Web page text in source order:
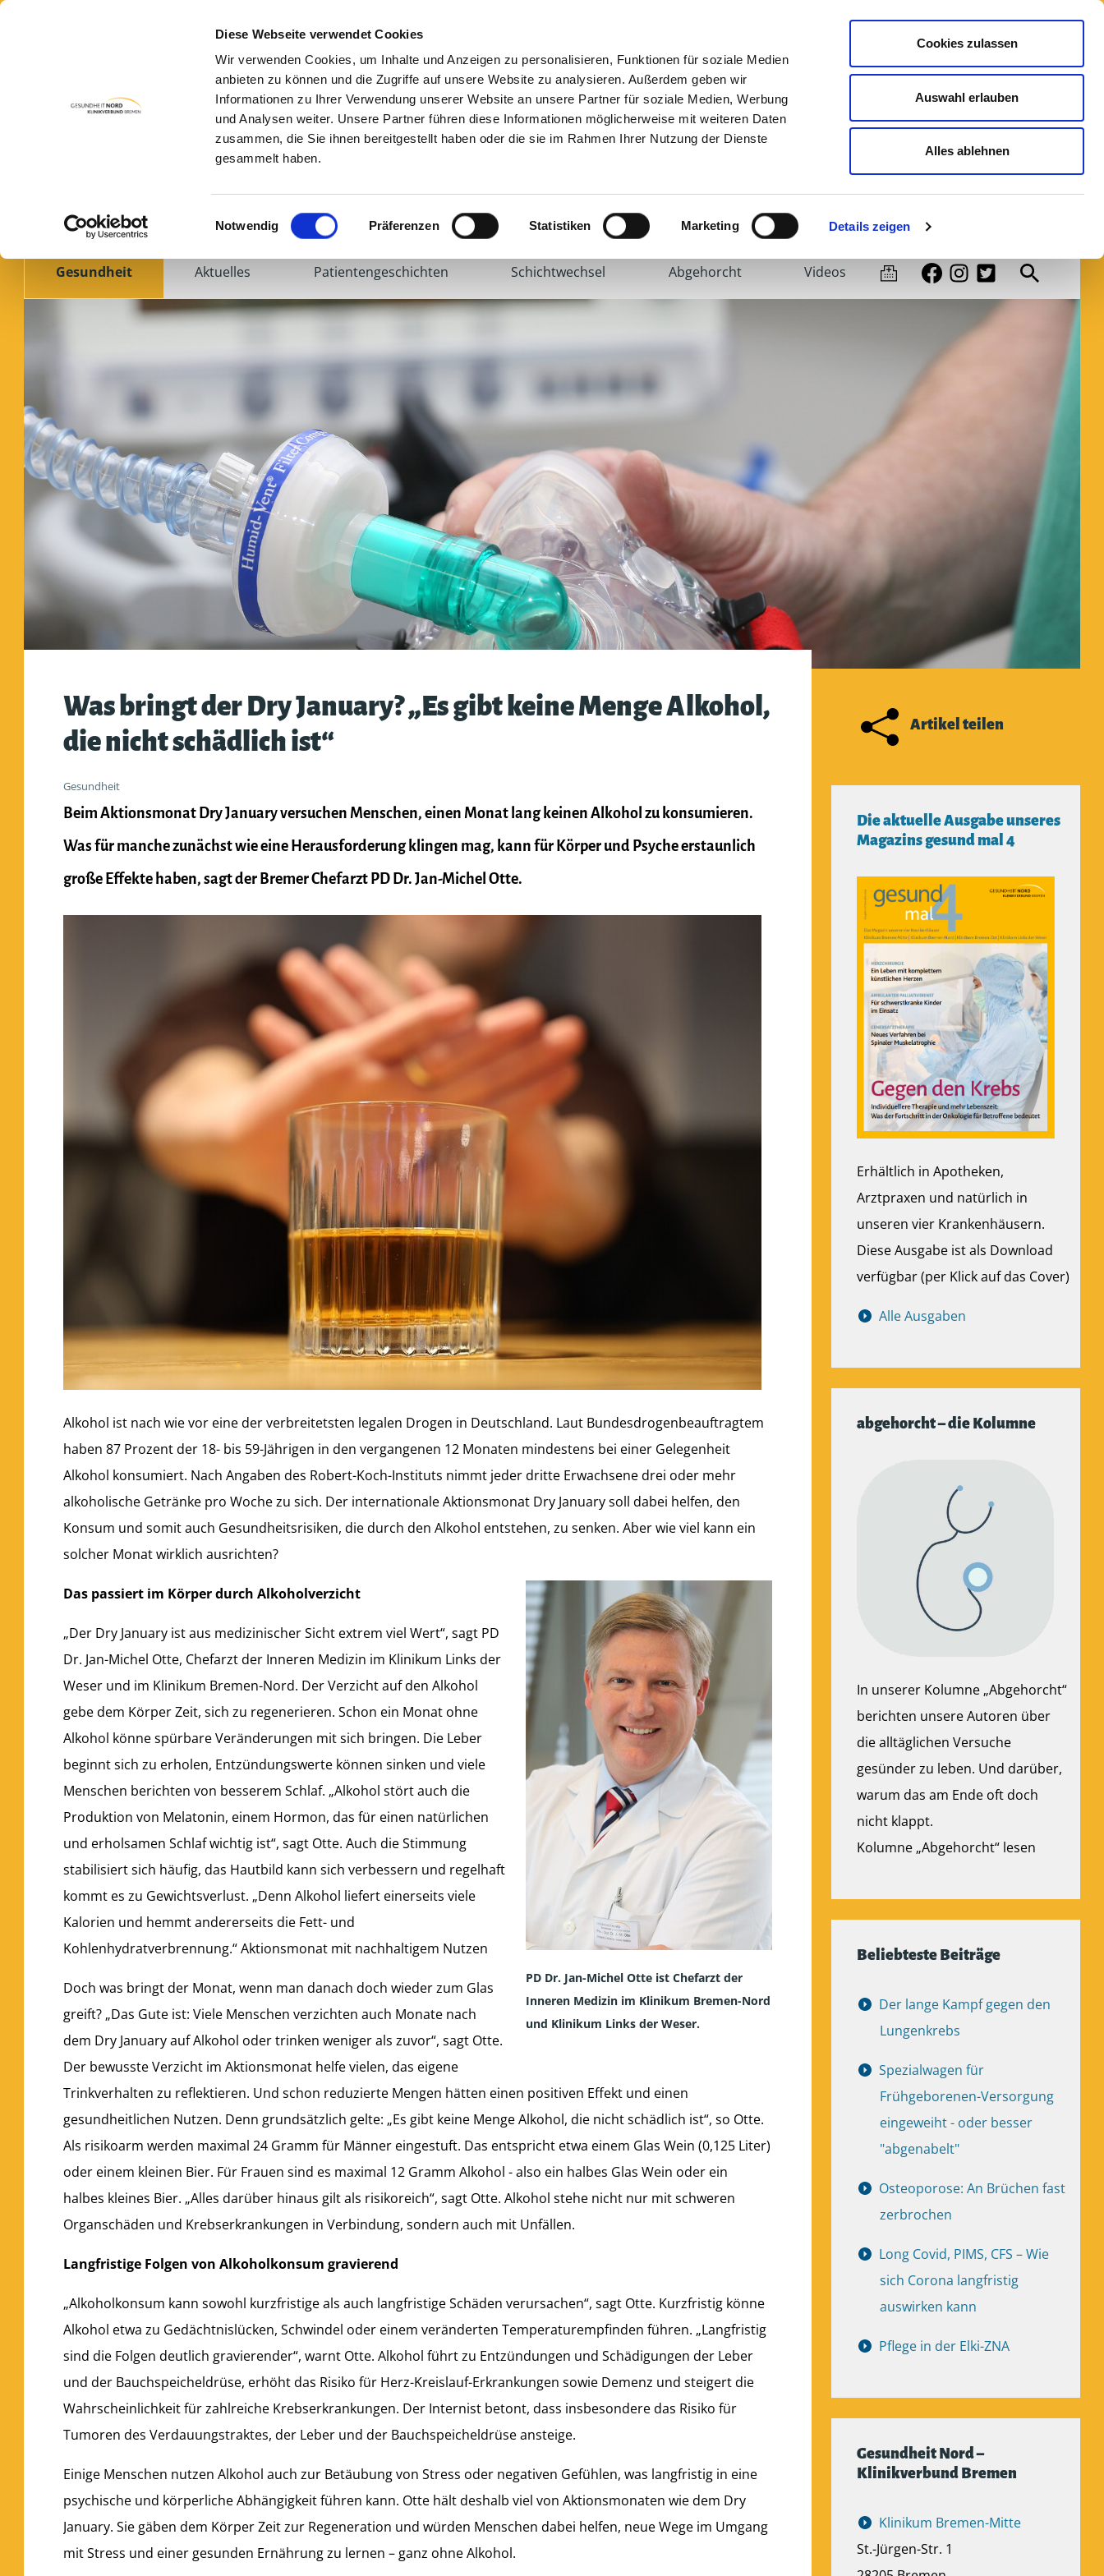
Diese Webseite verwendet Cookies
Wir verwenden Cookies, um Inhalte und Anzeigen zu personalisieren, Funktionen für soziale Medien
anbieten zu können und die Zugriffe auf unsere Website zu analysieren. Außerdem geben wir
Informationen zu Ihrer Verwendung unserer Website an unsere Partner für soziale Medien, Werbung
und Analysen weiter. Unsere Partner führen diese Informationen möglicherweise mit weiteren Daten
zusammen, die Sie ihnen bereitgestellt haben oder die sie im Rahmen Ihrer Nutzung der Dienste
gesammelt haben.
Einwilligungsauswahl
Notwendig Präferenzen Statistiken Marketing Details zeigen
Cookies zulassen
Auswahl erlauben
Alles ablehnen
Leichte Sprache Kontrast
Das Magazin der vier Krankenhäuser Klinikum Bremen-Mitte Klinikum Bremen-Nord Klinikum Bremen-Ost
Gesundheit Aktuelles Patientengeschichten Schichtwechsel Abgehorcht Videos
Was bringt der Dry January? „Es gibt keine Menge Alkohol,
die nicht schädlich ist“
Gesundheit
Beim Aktionsmonat Dry January versuchen Menschen, einen Monat lang keinen Alkohol zu konsumieren.
Was für manche zunächst wie eine Herausforderung klingen mag, kann für Körper und Psyche erstaunlich
große Effekte haben, sagt der Bremer Chefarzt PD Dr. Jan-Michel Otte.
Alkohol ist nach wie vor eine der verbreitetsten legalen Drogen in Deutschland. Laut Bundesdrogenbeauftragtem
haben 87 Prozent der 18- bis 59-Jährigen in den vergangenen 12 Monaten mindestens bei einer Gelegenheit
Alkohol konsumiert. Nach Angaben des Robert-Koch-Instituts nimmt jeder dritte Erwachsene drei oder mehr
alkoholische Getränke pro Woche zu sich. Der internationale Aktionsmonat Dry January soll dabei helfen, den
Konsum und somit auch Gesundheitsrisiken, die durch den Alkohol entstehen, zu senken. Aber wie viel kann ein
solcher Monat wirklich ausrichten?
PD Dr. Jan-Michel Otte ist Chefarzt der
Inneren Medizin im Klinikum Bremen-Nord
und Klinikum Links der Weser.
Das passiert im Körper durch Alkoholverzicht
„Der Dry January ist aus medizinischer Sicht extrem viel Wert“, sagt PD
Dr. Jan-Michel Otte, Chefarzt der Inneren Medizin im Klinikum Links der
Weser und im Klinikum Bremen-Nord. Der Verzicht auf den Alkohol
gebe dem Körper Zeit, sich zu regenerieren. Schon ein Monat ohne
Alkohol könne spürbare Veränderungen mit sich bringen. Die Leber
beginnt sich zu erholen, Entzündungswerte können sinken und viele
Menschen berichten von besserem Schlaf. „Alkohol stört auch die
Produktion von Melatonin, einem Hormon, das für einen natürlichen
und erholsamen Schlaf wichtig ist“, sagt Otte. Auch die Stimmung
stabilisiert sich häufig, das Hautbild kann sich verbessern und regelhaft
kommt es zu Gewichtsverlust. „Denn Alkohol liefert einerseits viele
Kalorien und hemmt andererseits die Fett- und
Kohlenhydratverbrennung.“ Aktionsmonat mit nachhaltigem Nutzen
Doch was bringt der Monat, wenn man danach doch wieder zum Glas
greift? „Das Gute ist: Viele Menschen verzichten auch Monate nach
dem Dry January auf Alkohol oder trinken weniger als zuvor“, sagt Otte.
Der bewusste Verzicht im Aktionsmonat helfe vielen, das eigene
Trinkverhalten zu reflektieren. Und schon reduzierte Mengen hätten einen positiven Effekt und einen
gesundheitlichen Nutzen. Denn grundsätzlich gelte: „Es gibt keine Menge Alkohol, die nicht schädlich ist“, so Otte.
Als risikoarm werden maximal 24 Gramm für Männer eingestuft. Das entspricht etwa einem Glas Wein (0,125 Liter)
oder einem kleinen Bier. Für Frauen sind es maximal 12 Gramm Alkohol - also ein halbes Glas Wein oder ein
halbes kleines Bier. „Alles darüber hinaus gilt als risikoreich“, sagt Otte. Alkohol stehe nicht nur mit schweren
Organschäden und Krebserkrankungen in Verbindung, sondern auch mit Unfällen.
Langfristige Folgen von Alkoholkonsum gravierend
„Alkoholkonsum kann sowohl kurzfristige als auch langfristige Schäden verursachen“, sagt Otte. Kurzfristig könne
Alkohol etwa zu Gedächtnislücken, Schwindel oder einem veränderten Temperaturempfinden führen. „Langfristig
sind die Folgen deutlich gravierender“, warnt Otte. Alkohol führt zu Entzündungen und Schädigungen der Leber
und der Bauchspeicheldrüse, erhöht das Risiko für Herz-Kreislauf-Erkrankungen sowie Demenz und steigert die
Wahrscheinlichkeit für zahlreiche Krebserkrankungen. Der Internist betont, dass insbesondere das Risiko für
Tumoren des Verdauungstraktes, der Leber und der Bauchspeicheldrüse ansteige.
Einige Menschen nutzen Alkohol auch zur Betäubung von Stress oder negativen Gefühlen, was langfristig in eine
psychische und körperliche Abhängigkeit führen kann. Otte hält deshalb viel von Aktionsmonaten wie dem Dry
January. Sie gäben dem Körper Zeit zur Regeneration und würden Menschen dabei helfen, neue Wege im Umgang
mit Stress und einer gesunden Ernährung zu lernen – ganz ohne Alkohol.
Artikel teilen
Die aktuelle Ausgabe unseres
Magazins gesund mal 4
Erhältlich in Apotheken,
Arztpraxen und natürlich in
unseren vier Krankenhäusern.
Diese Ausgabe ist als Download
verfügbar (per Klick auf das Cover)
Alle Ausgaben
abgehorcht – die Kolumne
In unserer Kolumne „Abgehorcht“
berichten unsere Autoren über
die alltäglichen Versuche
gesünder zu leben. Und darüber,
warum das am Ende oft doch
nicht klappt.
Kolumne „Abgehorcht“ lesen
Beliebteste Beiträge
Der lange Kampf gegen den
Lungenkrebs
Spezialwagen für
Frühgeborenen-Versorgung
eingeweiht - oder besser
"abgenabelt"
Osteoporose: An Brüchen fast
zerbrochen
Long Covid, PIMS, CFS – Wie
sich Corona langfristig
auswirken kann
Pflege in der Elki-ZNA
Gesundheit Nord –
Klinikverbund Bremen
Klinikum Bremen-Mitte
St.-Jürgen-Str. 1